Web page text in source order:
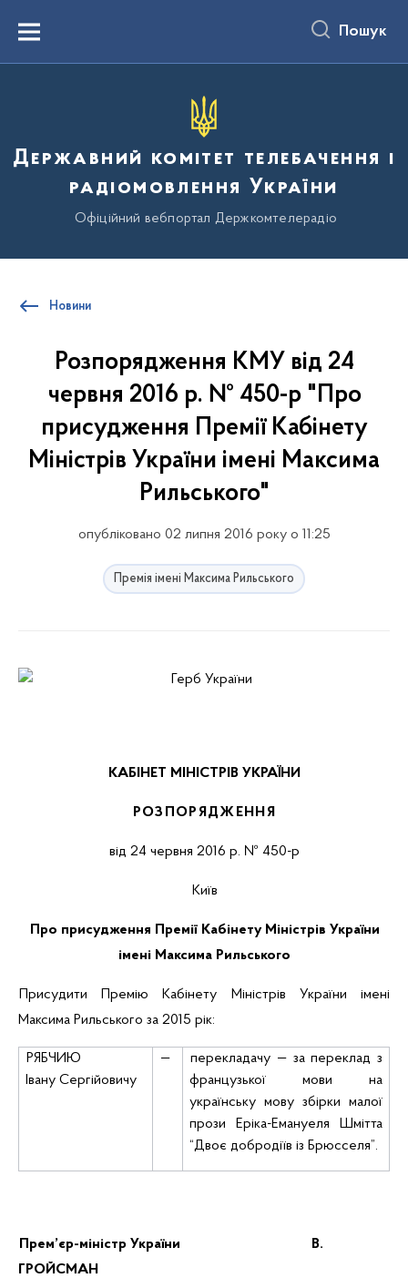
вмістуMenu Пошук
Державний комітет телебачення і
радіомовлення України
Офіційний вебпортал Держкомтелерадіо
Новини
Розпорядження КМУ від 24
червня 2016 р. № 450-р "Про
присудження Премії Кабінету
Міністрів України імені Максима
Рильського"
опубліковано 02 липня 2016 року о 11:25
Премія імені Максима Рильського
КАБІНЕТ МІНІСТРІВ УКРАЇНИ
РОЗПОРЯДЖЕННЯ
від 24 червня 2016 р. № 450-р
Київ
Про присудження Премії Кабінету Міністрів України
імені Максима Рильського
Присудити Премію Кабінету Міністрів України імені
Максима Рильського за 2015 рік:
РЯБЧИЮ
Івану Сергійовичу
—
перекладачу — за переклад з
французької мови на
українську мову збірки малої
прози Еріка-Емануеля
Шмітта
“Двоє добродіїв із Брюсселя”.
Прем’єр-міністр України В.
ГРОЙСМАН